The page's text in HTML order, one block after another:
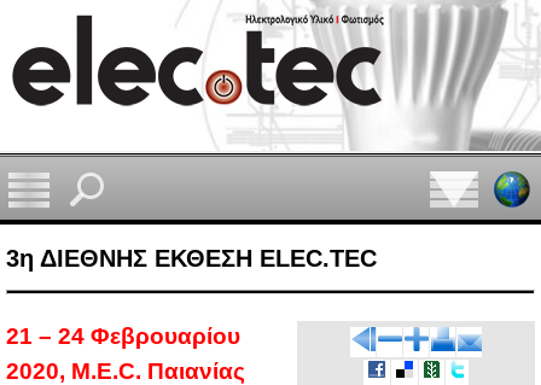
3η ΔΙΕΘΝΗΣ ΕΚΘΕΣΗ ELEC.TEC
21 – 24 Φε­βρουα­ρί­ου
2020, M.E.C. Παια­νί­ας